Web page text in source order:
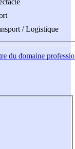
/ Logistique
du domaine